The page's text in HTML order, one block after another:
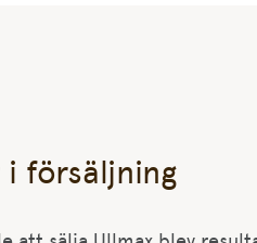
försäljning